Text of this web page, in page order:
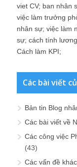
viet CV; ban nhân
việc làm trưởng
nhân sự; việc làm
sự; cách tính lương
Cách làm KPI;
Các bài viết
Bản tin Blog
Các bài viết về
Các công việc
(43)
Các vấn đề khác